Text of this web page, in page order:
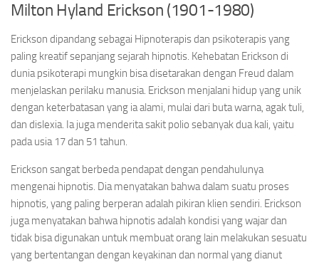
Milton Hyland Erickson (1901-1980)
Erickson dipandang sebagai Hipnoterapis dan psikoterapis yang
paling kreatif sepanjang sejarah hipnotis. Kehebatan Erickson di
dunia psikoterapi mungkin bisa disetarakan dengan Freud dalam
menjelaskan perilaku manusia. Erickson menjalani hidup yang unik
dengan keterbatasan yang ia alami, mulai dari buta warna, agak tuli,
dan dislexia. Ia juga menderita sakit polio sebanyak dua kali, yaitu
pada usia 17 dan 51 tahun.
Erickson sangat berbeda pendapat dengan pendahulunya
mengenai hipnotis. Dia menyatakan bahwa dalam suatu proses
hipnotis, yang paling berperan adalah pikiran klien sendiri. Erickson
juga menyatakan bahwa hipnotis adalah kondisi yang wajar dan
tidak bisa digunakan untuk membuat orang lain melakukan sesuatu
yang bertentangan dengan keyakinan dan normal yang dianut